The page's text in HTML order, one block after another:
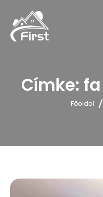
Címke:
Főoldal